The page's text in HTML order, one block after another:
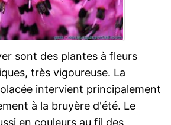
sont des plantes à fleurs
très vigoureuse. La
intervient principalement
à la bruyère d'été. Le
en couleurs au fil des